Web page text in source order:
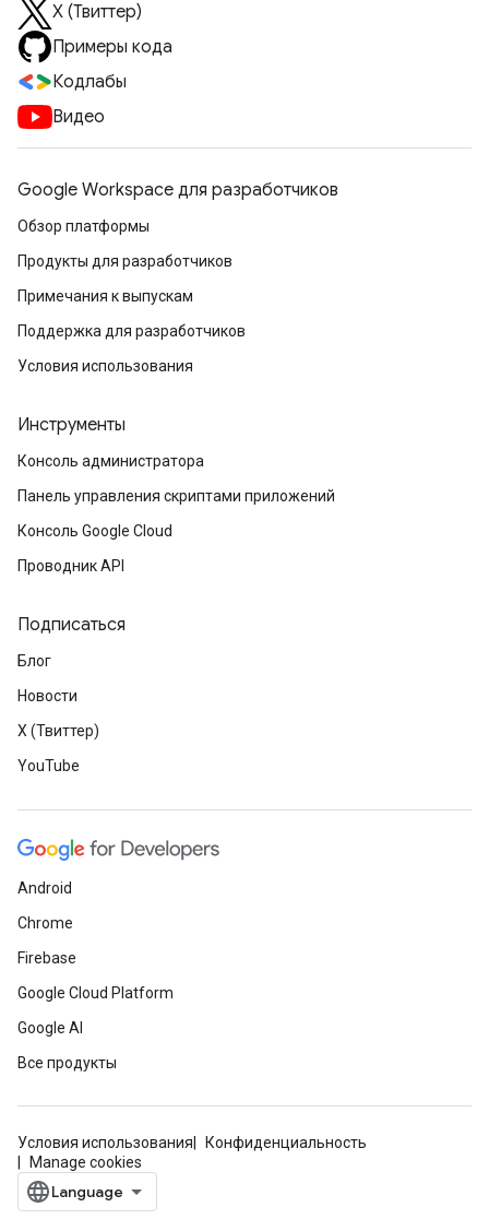
X (Твиттер)
Примеры кода
Кодлабы
Видео
Google Workspace для разработчиков
Обзор платформы
Продукты для разработчиков
Примечания к выпускам
Поддержка для разработчиков
Условия использования
Инструменты
Консоль администратора
Панель управления скриптами приложений
Консоль Google Cloud
Проводник API
Подписаться
Блог
Новости
X (Твиттер)
YouTube
Android
Chrome
Firebase
Google Cloud Platform
Google AI
Все продукты
Условия использования
Конфиденциальность
Manage cookies